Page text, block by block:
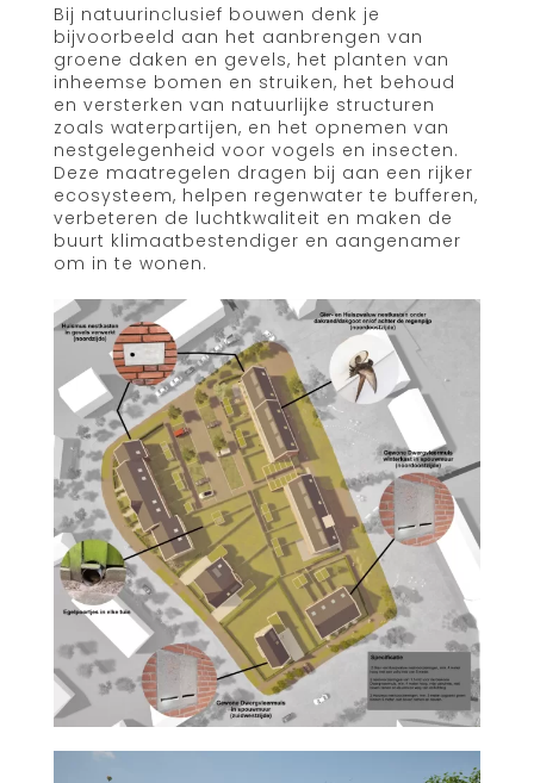
Bij natuurinclusief bouwen denk je
bijvoorbeeld aan het aanbrengen van
groene daken en gevels, het planten van
inheemse bomen en struiken, het behoud
en versterken van natuurlijke structuren
zoals waterpartijen, en het opnemen van
nestgelegenheid voor vogels en insecten.
Deze maatregelen dragen bij aan een rijker
ecosysteem, helpen regenwater te bufferen,
verbeteren de luchtkwaliteit en maken de
buurt klimaatbestendiger en aangenamer
om in te wonen.